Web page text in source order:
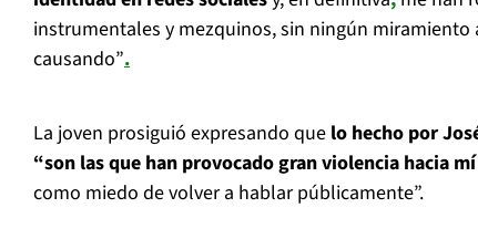
instrumentales y mezquinos, sin ningún miramiento
causando”.
La joven prosiguió expresando que lo hecho por
“son las que han provocado gran violencia hacia
como miedo de volver a hablar públicamente”.